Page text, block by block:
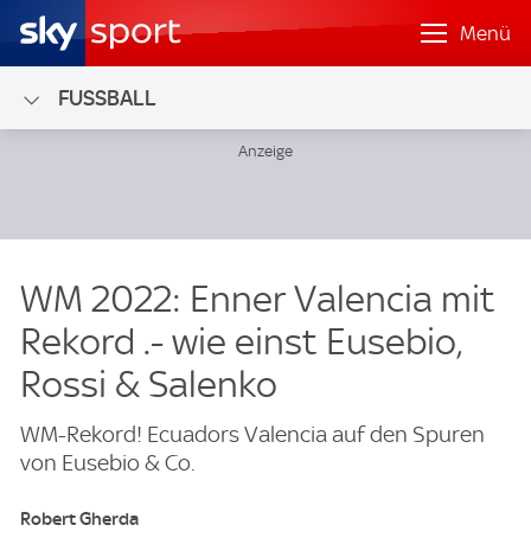
Menü
FUSSBALL
WM 2022: Enner Valencia mit
Rekord .- wie einst Eusebio,
Rossi & Salenko
WM-Rekord! Ecuadors Valencia auf den Spuren
von Eusebio & Co.
Robert Gherda